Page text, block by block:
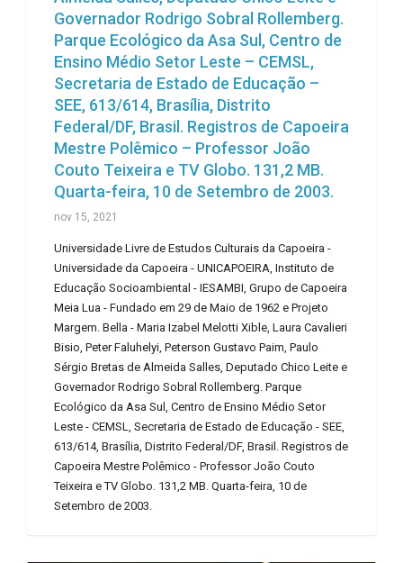
Governador Rodrigo Sobral Rollemberg.
Parque Ecológico da Asa Sul, Centro de
Ensino Médio Setor Leste – CEMSL,
Secretaria de Estado de Educação –
SEE, 613/614, Brasília, Distrito
Federal/DF, Brasil. Registros de Capoeira
Mestre Polêmico – Professor João
Couto Teixeira e TV Globo. 131,2 MB.
Quarta-feira, 10 de Setembro de 2003.
nov 15, 2021
Universidade Livre de Estudos Culturais da Capoeira -
Universidade da Capoeira - UNICAPOEIRA, Instituto de
Educação Socioambiental - IESAMBI, Grupo de Capoeira
Meia Lua - Fundado em 29 de Maio de 1962 e Projeto
Margem. Bella - Maria Izabel Melotti Xible, Laura Cavalieri
Bisio, Peter Faluhelyi, Peterson Gustavo Paim, Paulo
Sérgio Bretas de Almeida Salles, Deputado Chico Leite e
Governador Rodrigo Sobral Rollemberg. Parque
Ecológico da Asa Sul, Centro de Ensino Médio Setor
Leste - CEMSL, Secretaria de Estado de Educação - SEE,
613/614, Brasília, Distrito Federal/DF, Brasil. Registros de
Capoeira Mestre Polêmico - Professor João Couto
Teixeira e TV Globo. 131,2 MB. Quarta-feira, 10 de
Setembro de 2003.